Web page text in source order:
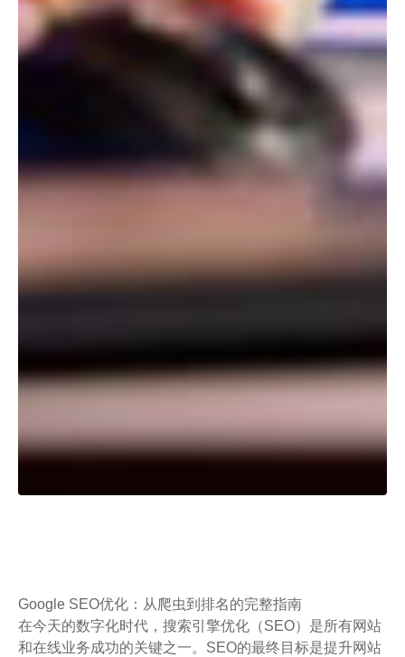
Google SEO优化：从爬虫到排名的完整指南
在今天的数字化时代，搜索引擎优化（SEO）是所有网站
和在线业务成功的关键之一。SEO的最终目标是提升网站